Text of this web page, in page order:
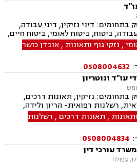
דיני נזיקין, דיני עבודה,
ביטוח, ביטוח לאומי, ביטוח חיים,
נהיגה בשיכרות, תאונות ספורט,
ירושות וצוואות, מגשרים, רשויות
רפואיות.
, נזקי גוף ותאונות ,אובדן כושר
0508004632
עו"ד ונוטריון
בתחומים: נזיקין, תאונות דרכים,
רשלנות רפואית- הריון ולידה,
נזקי גוף, תאונות ספורט, אבדן כושר
ביטוח, דיני עבודה, דיני מקרקעין,
נוטריון.
, תאונות דרכים , רשלנות
0508004834
משרד עורכי דין